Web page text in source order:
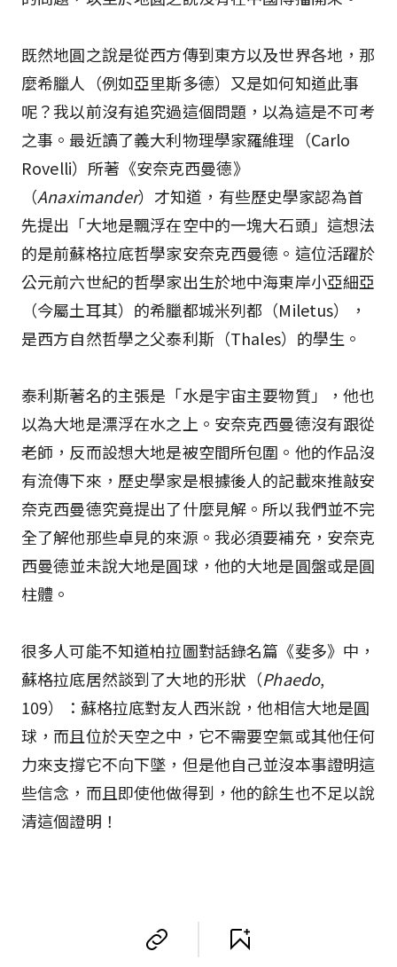
既然地圓之說是從西方傳到東方以及世界各地，那
麼希臘人（例如亞里斯多德）又是如何知道此事
呢？我以前沒有追究過這個問題，以為這是不可考
之事。最近讀了義大利物理學家羅維理（Carlo
Rovelli）所著《安奈克西曼德》
（Anaximander）才知道，有些歷史學家認為首
先提出「大地是飄浮在空中的一塊大石頭」這想法
的是前蘇格拉底哲學家安奈克西曼德。這位活躍於
公元前六世紀的哲學家出生於地中海東岸小亞細亞
（今屬土耳其）的希臘都城米列都（Miletus），
是西方自然哲學之父泰利斯（Thales）的學生。
泰利斯著名的主張是「水是宇宙主要物質」，他也
以為大地是漂浮在水之上。安奈克西曼德沒有跟從
老師，反而設想大地是被空間所包圍。他的作品沒
有流傳下來，歷史學家是根據後人的記載來推敲安
奈克西曼德究竟提出了什麼見解。所以我們並不完
全了解他那些卓見的來源。我必須要補充，安奈克
西曼德並未說大地是圓球，他的大地是圓盤或是圓
柱體。
很多人可能不知道柏拉圖對話錄名篇《斐多》中，
蘇格拉底居然談到了大地的形狀（Phaedo,
109）：蘇格拉底對友人西米說，他相信大地是圓
球，而且位於天空之中，它不需要空氣或其他任何
力來支撐它不向下墜，但是他自己並沒本事證明這
些信念，而且即使他做得到，他的餘生也不足以說
清這個證明！